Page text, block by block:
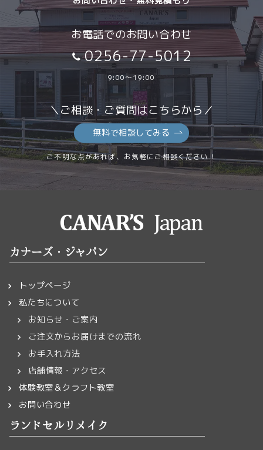
お電話でのお問い合わせ
0256-77-5012
9:00～19:00
＼ご相談・ご質問はこちらから／
無料で相談してみる
ご不明な点があれば、お気軽にご相談ください！
カナーズ・ジャパン
トップページ
私たちについて
お知らせ・ご案内
ご注文からお届けまでの流れ
お手入れ方法
店舗情報・アクセス
体験教室＆クラフト教室
お問い合わせ
ランドセルリメイク